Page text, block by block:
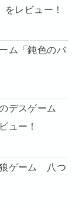
をレビュー！
ム「鈍色のバ
デスゲーム
ュー！
狼ゲーム 八つ